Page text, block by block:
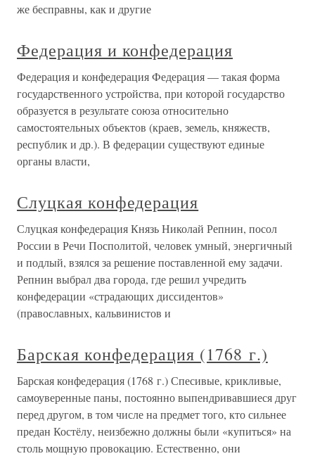
же бесправны, как и другие
Федерация и конфедерация
Федерация и конфедерация Федерация — такая форма
государственного устройства, при которой государство
образуется в результате союза относительно
самостоятельных объектов (краев, земель, княжеств,
республик и др.). В федерации существуют единые
органы власти,
Слуцкая конфедерация
Слуцкая конфедерация Князь Николай Репнин, посол
России в Речи Посполитой, человек умный, энергичный
и подлый, взялся за решение поставленной ему задачи.
Репнин выбрал два города, где решил учредить
конфедерации «страдающих диссидентов»
(православных, кальвинистов и
Барская конфедерация (1768 г.)
Барская конфедерация (1768 г.) Спесивые, крикливые,
самоуверенные паны, постоянно выпендривавшиеся друг
перед другом, в том числе на предмет того, кто сильнее
предан Костёлу, неизбежно должны были «купиться» на
столь мощную провокацию. Естественно, они